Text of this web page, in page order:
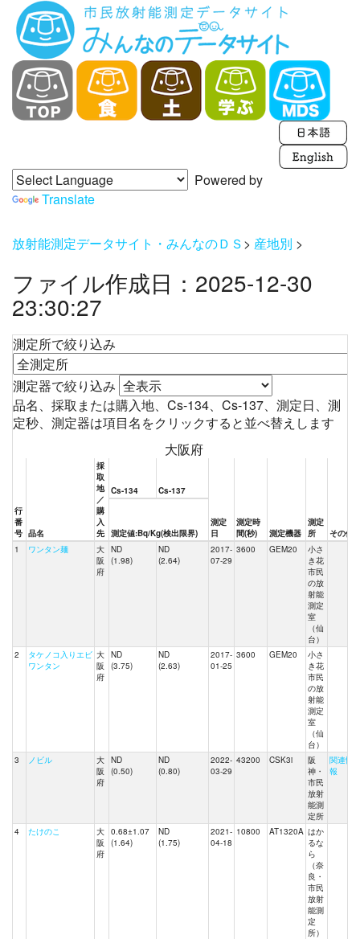
Powered by
Translate
放射能測定データサイト・みんなのＤＳ> 産地別 >
ファイル作成日：2025-12-30
23:30:27
測定所で絞り込み
測定器で絞り込み
品名、採取または購入地、Cs-134、Cs-137、測定日、測
定秒、測定器は項目名をクリックすると並べ替えします
大阪府
行
番
号 品名
採
取
地
／
購
入
先
Cs-134 Cs-137
測定
日
測定時
間(秒)
測定機器
測定
所
その他
測定値:Bq/Kg(検出限界)
1
ワンタン麺
大
阪
府
ND
(1.98)
ND
(2.64)
2017-
07-29
3600 GEM20
小さ
き花
市民
の放
射能
測定
室
（仙
台）
2
タケノコ入りエビ
ワンタン
大
阪
府
ND
(3.75)
ND
(2.63)
2017-
01-25
3600 GEM20
小さ
き花
市民
の放
射能
測定
室
（仙
台）
3
ノビル
大
阪
府
ND
(0.50)
ND
(0.80)
2022-
03-29
43200 CSK3i
阪
神・
市民
放射
能測
定所
関連情
報
4 たけのこ
大
阪
府
0.68±1.07
(1.64)
ND
(1.75)
2021-
04-18
10800 AT1320A はか
るな
ら
（奈
良・
市民
放射
能測
定
所）